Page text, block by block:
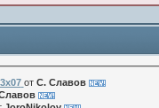
от С. Славов